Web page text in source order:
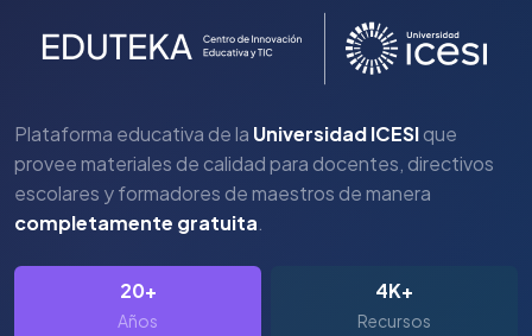
Plataforma educativa de la Universidad ICESIque
provee materiales de calidad para docentes, directivos
escolares y formadores de maestros de manera
completamente gratuita.
20+
Años
4K+
Recursos